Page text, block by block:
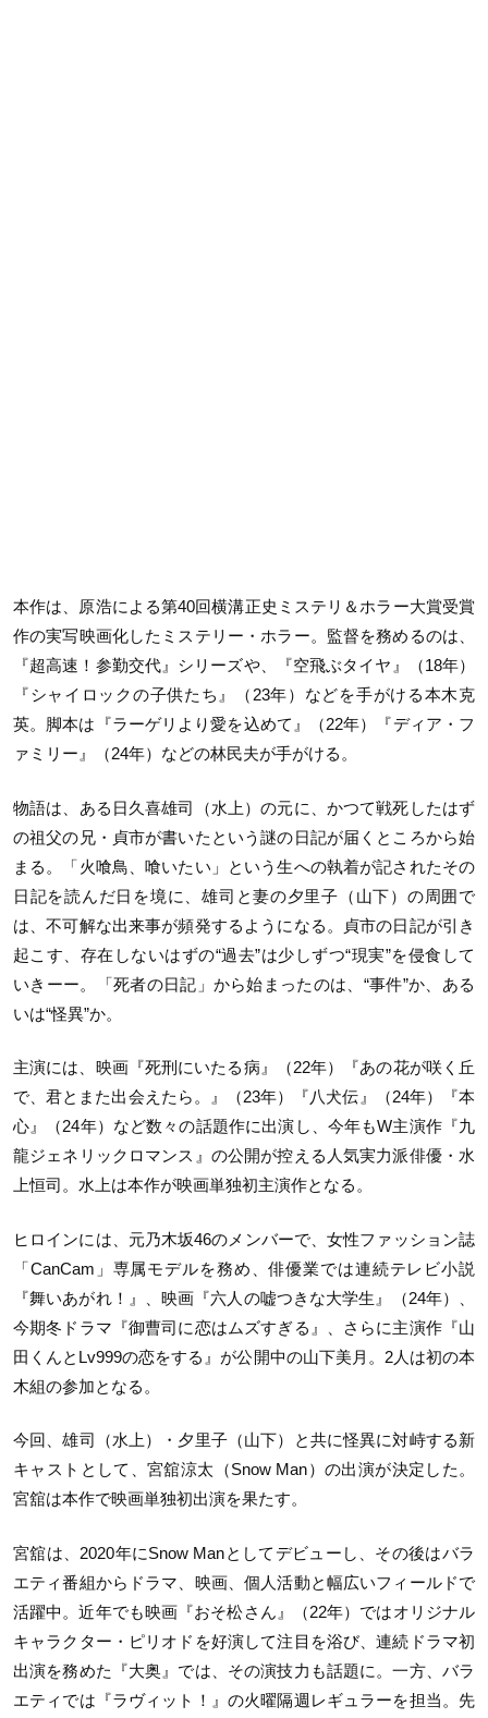
本作は、原浩による第40回横溝正史ミステリ＆ホラー大賞受賞
作の実写映画化したミステリー・ホラー。監督を務めるのは、
『超高速！参勤交代』シリーズや、『空飛ぶタイヤ』（18年）
『シャイロックの子供たち』（23年）などを手がける本木克
英。脚本は『ラーゲリより愛を込めて』（22年）『ディア・フ
ァミリー』（24年）などの林民夫が手がける。
物語は、ある日久喜雄司（水上）の元に、かつて戦死したはず
の祖父の兄・貞市が書いたという謎の日記が届くところから始
まる。「火喰鳥、喰いたい」という生への執着が記されたその
日記を読んだ日を境に、雄司と妻の夕里子（山下）の周囲で
は、不可解な出来事が頻発するようになる。貞市の日記が引き
起こす、存在しないはずの“過去”は少しずつ“現実”を侵食して
いきーー。「死者の日記」から始まったのは、“事件”か、ある
いは“怪異”か。
主演には、映画『死刑にいたる病』（22年）『あの花が咲く丘
で、君とまた出会えたら。』（23年）『八犬伝』（24年）『本
心』（24年）など数々の話題作に出演し、今年もW主演作『九
龍ジェネリックロマンス』の公開が控える人気実力派俳優・水
上恒司。水上は本作が映画単独初主演作となる。
ヒロインには、元乃木坂46のメンバーで、女性ファッション誌
「CanCam」専属モデルを務め、俳優業では連続テレビ小説
『舞いあがれ！』、映画『六人の嘘つきな大学生』（24年）、
今期冬ドラマ『御曹司に恋はムズすぎる』、さらに主演作『山
田くんとLv999の恋をする』が公開中の山下美月。2人は初の本
木組の参加となる。
今回、雄司（水上）・夕里子（山下）と共に怪異に対峙する新
キャストとして、宮舘涼太（Snow Man）の出演が決定した。
宮舘は本作で映画単独初出演を果たす。
宮舘は、2020年にSnow Manとしてデビューし、その後はバラ
エティ番組からドラマ、映画、個人活動と幅広いフィールドで
活躍中。近年でも映画『おそ松さん』（22年）ではオリジナル
キャラクター・ピリオドを好演して注目を浴び、連続ドラマ初
出演を務めた『大奥』では、その演技力も話題に。一方、バラ
エティでは『ラヴィット！』の火曜隔週レギュラーを担当。先